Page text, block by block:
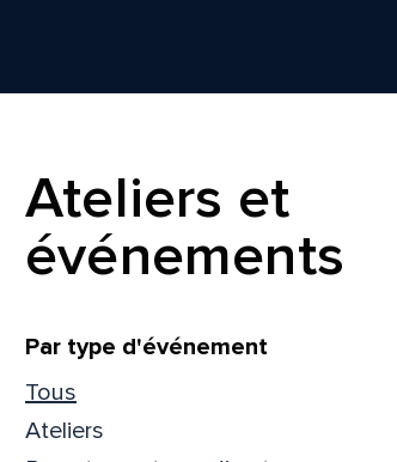
Ateliers et
événements
Filtrer
Par type d'événement
Tous
Ateliers